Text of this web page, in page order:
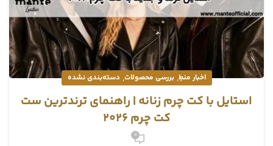
اخبار منطِ,بررسی محصولات, دسته‌بندی نشده
استایل با کت چرم زنانه | راهنمای ترندترین ست
کت چرم 2026
0